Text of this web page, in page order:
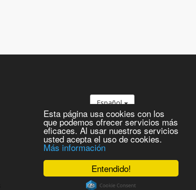
Entendido!
Esta página usa cookies con los
que podemos ofrecer servicios más
eficaces. Al usar nuestros servicios
usted acepta el uso de cookies.
Más información
Español